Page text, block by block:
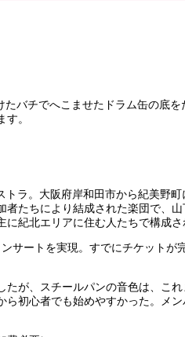
バチでへこませたドラム缶の底
。
ラ。大阪府岸和田市から紀美
たちにより結成された楽団で、
紀北エリアに住む人たちで構成さ
サートを実現。すでにチケット
が、スチールパンの音色は、こ
初心者でも始めやすかった。メ